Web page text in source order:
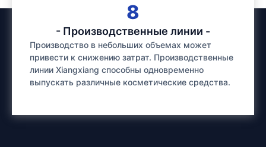
8
- Производственные линии -
Производство в небольших объемах может
привести к снижению затрат. Производственные
линии Xiangxiang способны одновременно
выпускать различные косметические средства.